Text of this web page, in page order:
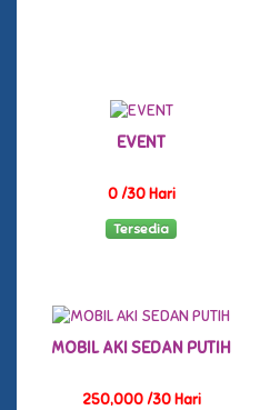
EVENT
0 /30 Hari
Tersedia
MOBIL AKI SEDAN PUTIH
250,000 /30 Hari